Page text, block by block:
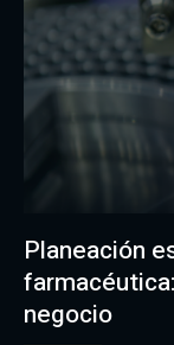
Planeación
negocio